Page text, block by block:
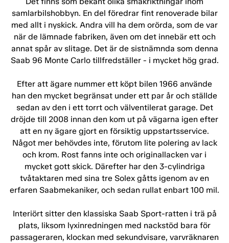
samlarbilshobbyn. En del föredrar fint renoverade bilar
med allt i nyskick. Andra vill ha dem orörda, som de var
när de lämnade fabriken, även om det innebär ett och
annat spår av slitage. Det är de sistnämnda som denna
Saab 96 Monte Carlo tillfredställer - i mycket hög grad.
Efter att ägare nummer ett köpt bilen 1966 använde
han den mycket begränsat under ett par år och ställde
sedan av den i ett torrt och välventilerat garage. Det
dröjde till 2008 innan den kom ut på vägarna igen efter
att en ny ägare gjort en försiktig uppstartsservice.
Något mer behövdes inte, förutom lite polering av lack
och krom. Rost fanns inte och originallacken var i
mycket gott skick. Därefter har den 3-cylindriga
tvåtaktaren med sina tre Solex gåtts igenom av en
erfaren Saabmekaniker, och sedan rullat enbart 100 mil.
Interiört sitter den klassiska Saab Sport-ratten i trä på
plats, liksom lyxinredningen med nackstöd bara för
passageraren, klockan med sekundvisare, varvräknaren